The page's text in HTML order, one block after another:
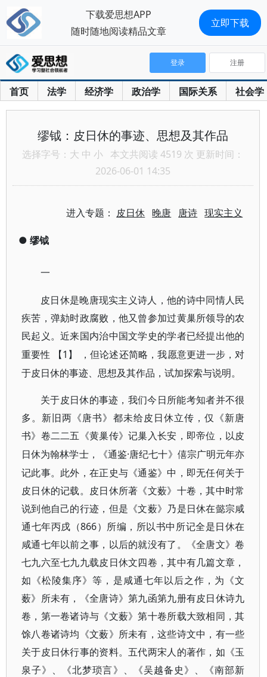
首页 法学 经济学 政治学 国际关系 社会学
登录 注册
缪钺：皮日休的事迹、思想及其作品
选择字号： 大 中 小 本文共阅读 4519 次 更新时间：
2026-06-01 14:35
进入专题： 皮日休 晚唐 唐诗 现实主义
● 缪钺
一
皮日休是晚唐现实主义诗人，他的诗中同情人民
疾苦，弹劾时政腐败，他又曾参加过黄巢所领导的农
民起义。近来国内治中国文学史的学者已经提出他的
重要性
【1】 ，但论述还简略，我愿意更进一步，对
于皮日休的事迹、思想及其作品，试加探索与说明。
关于皮日休的事迹，我们今日所能考知者并不很
多。新旧两《唐书》都未给皮日休立传，仅《新唐
书》卷二二五《黄巢传》记巢入长安，即帝位，以皮
日休为翰林学士，《通鉴·唐纪七十》僖宗广明元年亦
记此事。此外，在正史与《通鉴》中，即无任何关于
皮日休的记载。皮日休所著《文薮》十卷，其中时常
说到他自己的行迹，但是《文薮》乃是日休在懿宗咸
通七年丙戌（866）所编，所以书中所记全是日休在
咸通七年以前之事，以后的就没有了。《全唐文》卷
七九六至七九九载皮日休文四卷，其中有几篇文章，
如《松陵集序》等，是咸通七年以后之作，为《文
薮》所未有，《全唐诗》第九函第九册有皮日休诗九
卷，第一卷诸诗与《文薮》第十卷所载大致相同，其
馀八卷诸诗均《文薮》所未有，这些诗文中，有一些
关于皮日休行事的资料。五代两宋人的著作，如《玉
泉子》、《北梦琐言》、《吴越备史》、《南部新
下载爱思想APP
随时随地阅读精品文章
立即下载